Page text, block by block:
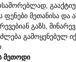
მეთანისა და
გაზს,
გამოყენებულ
მეთოდი